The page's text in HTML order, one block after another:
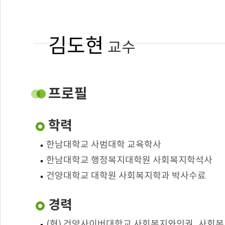
김도현교수
전공: 사회복지행정, 사회복지인권, 노인복지
담당교과: 사회복지역사, 사회복지와인권, 자
프로필
학력
한남대학교 사범대학 교육학사
한남대학교 행정복지대학원 사회복지학석사
건양대학교 대학원 사회복지학과 박사수료
경력